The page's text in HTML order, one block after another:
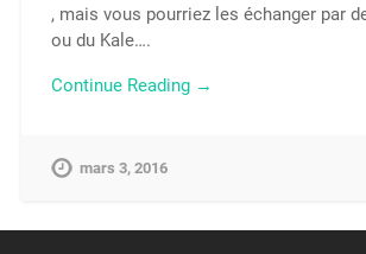
, mais vous pourriez les échanger par
ou du Kale….
Continue Reading →
mars 3, 2016